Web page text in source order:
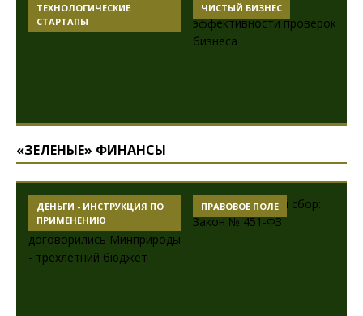
ТЕХНОЛОГИЧЕСКИЕ
СТАРТАПЫ
ЧИСТЫЙ БИЗНЕС
«ЗЕЛЕНЫЕ» ФИНАНСЫ
ДЕНЬГИ - ИНСТРУКЦИЯ ПО
ПРИМЕНЕНИЮ
ПРАВОВОЕ ПОЛЕ